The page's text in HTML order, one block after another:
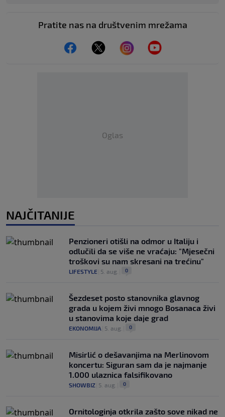
Pratite nas na društvenim mrežama
Oglas
NAJČITANIJE
Penzioneri otišli na odmor u Italiju i
odlučili da se više ne vraćaju: "Mjesečni
troškovi su nam skresani na trećinu"
LIFESTYLE 5. aug. 0
Šezdeset posto stanovnika glavnog
grada u kojem živi mnogo Bosanaca živi
u stanovima koje daje grad
EKONOMIJA 5. aug. 0
Misirlić o dešavanjima na Merlinovom
koncertu: Siguran sam da je najmanje
1.000 ulaznica falsifikovano
SHOWBIZ 5. aug. 0
Ornitologinja otkrila zašto sove nikad ne